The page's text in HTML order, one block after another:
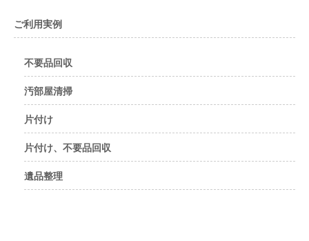
ご利用実例
不要品回収
汚部屋清掃
片付け
片付け、不要品回収
遺品整理